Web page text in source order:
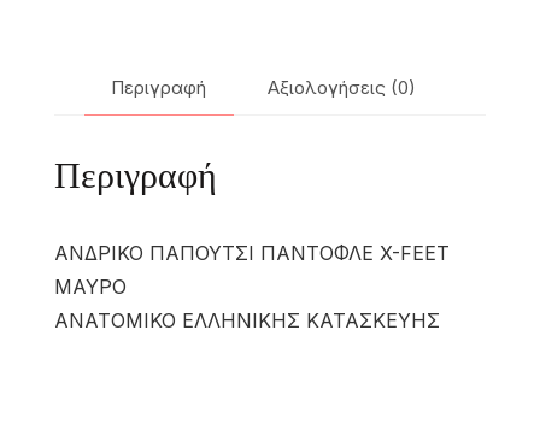
Περιγραφή Αξιολογήσεις (0)
Περιγραφή
ΑΝΔΡΙΚΟ ΠΑΠΟΥΤΣΙ ΠΑΝΤΟΦΛΕ X-FEET
ΜΑΥΡΟ
ΑΝΑΤΟΜΙΚΟ ΕΛΛΗΝΙΚΗΣ ΚΑΤΑΣΚΕΥΗΣ